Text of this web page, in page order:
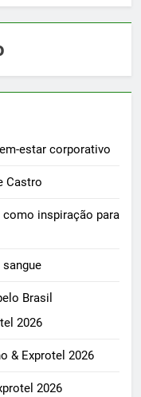
estar corporativo
Castro
inspiração para
Brasil
2026
& Exprotel 2026
2026